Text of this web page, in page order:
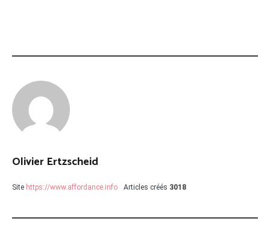
Olivier Ertzscheid
Site https://www.affordance.info Articles créés 3018